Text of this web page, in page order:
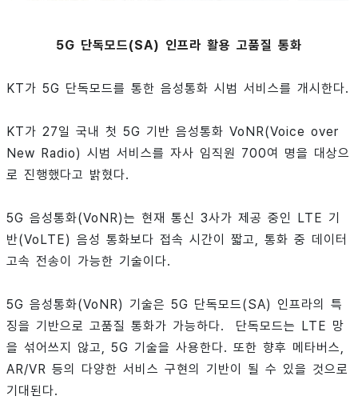
5G 단독모드(SA) 인프라 활용 고품질 통화
KT가 5G 단독모드를 통한 음성통화 시범 서비스를 개시한다.
KT가 27일 국내 첫 5G 기반 음성통화 VoNR(Voice over
New Radio) 시범 서비스를 자사 임직원 700여 명을 대상으
로 진행했다고 밝혔다.
5G 음성통화(VoNR)는 현재 통신 3사가 제공 중인 LTE 기
반(VoLTE) 음성 통화보다 접속 시간이 짧고, 통화 중 데이터
고속 전송이 가능한 기술이다.
5G 음성통화(VoNR) 기술은 5G 단독모드(SA) 인프라의 특
징을 기반으로 고품질 통화가 가능하다. 단독모드는 LTE 망
을 섞어쓰지 않고, 5G 기술을 사용한다. 또한 향후 메타버스,
AR/VR 등의 다양한 서비스 구현의 기반이 될 수 있을 것으로
기대된다.